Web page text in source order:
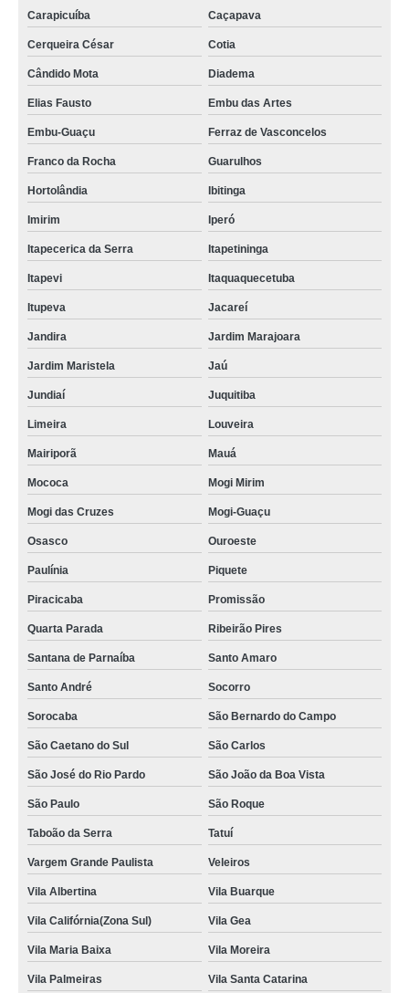
Carapicuíba Caçapava
Cerqueira César Cotia
Cândido Mota Diadema
Elias Fausto Embu das Artes
Embu-Guaçu Ferraz de Vasconcelos
Franco da Rocha Guarulhos
Hortolândia Ibitinga
Imirim Iperó
Itapecerica da Serra Itapetininga
Itapevi Itaquaquecetuba
Itupeva Jacareí
Jandira Jardim Marajoara
Jardim Maristela Jaú
Jundiaí Juquitiba
Limeira Louveira
Mairiporã Mauá
Mococa Mogi Mirim
Mogi das Cruzes Mogi-Guaçu
Osasco Ouroeste
Paulínia Piquete
Piracicaba Promissão
Quarta Parada Ribeirão Pires
Santana de Parnaíba Santo Amaro
Santo André Socorro
Sorocaba São Bernardo do Campo
São Caetano do Sul São Carlos
São José do Rio Pardo São João da Boa Vista
São Paulo São Roque
Taboão da Serra Tatuí
Vargem Grande Paulista Veleiros
Vila Albertina Vila Buarque
Vila Califórnia(Zona Sul) Vila Gea
Vila Maria Baixa Vila Moreira
Vila Palmeiras Vila Santa Catarina